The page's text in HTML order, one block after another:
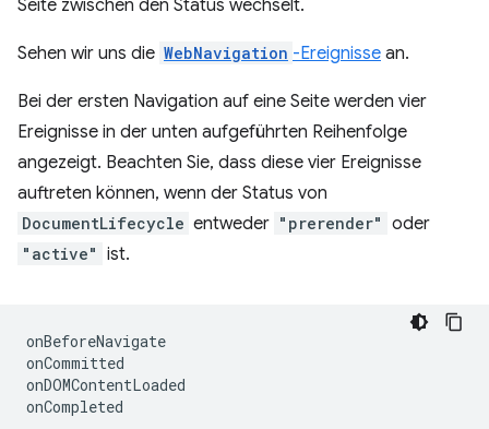
Seite zwischen den Status wechselt.
Sehen wir uns die WebNavigation -Ereignisse an.
Bei der ersten Navigation auf eine Seite werden vier
Ereignisse in der unten aufgeführten Reihenfolge
angezeigt. Beachten Sie, dass diese vier Ereignisse
auftreten können, wenn der Status von
DocumentLifecycle entweder "prerender" oder
"active" ist.
onBeforeNavigate
onCommitted
onDOMContentLoaded
onCompleted